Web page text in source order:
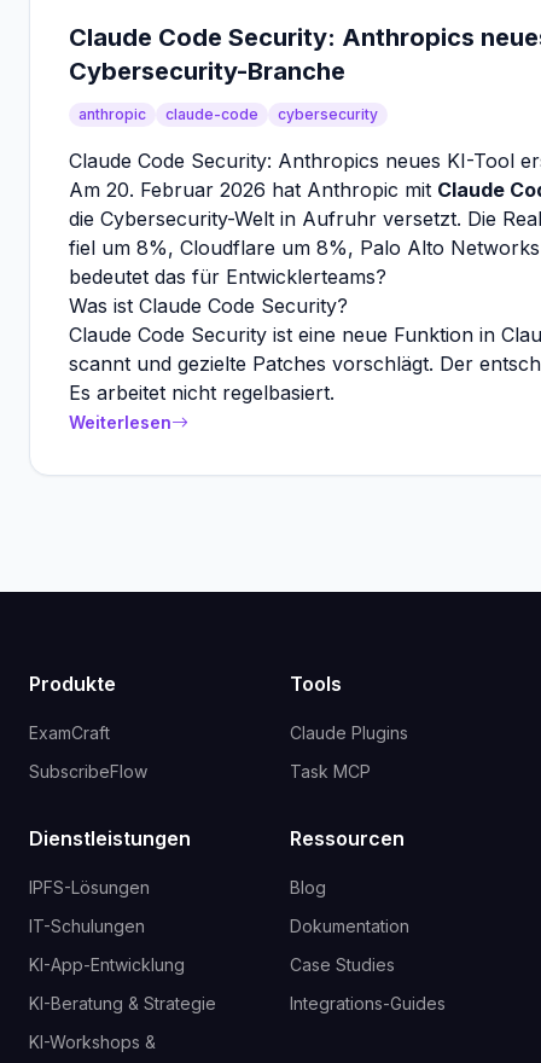
Claude Code Security: Anthropics
Cybersecurity-Branche
anthropic claude-code cybersecurity
Claude Code Security: Anthropics neues KI-Tool
Am 20. Februar 2026 hat Anthropic mit Claude
die Cybersecurity-Welt in Aufruhr versetzt. Die
fiel um 8%, Cloudflare um 8%, Palo Alto
bedeutet das für Entwicklerteams?
Was ist Claude Code Security?
Claude Code Security ist eine neue Funktion in
scannt und gezielte Patches vorschlägt. Der
Es arbeitet nicht regelbasiert.
Weiterlesen
Produkte
ExamCraft
SubscribeFlow
Tools
Claude Plugins
Task MCP
Dienstleistungen
IPFS-Lösungen
IT-Schulungen
KI-App-Entwicklung
KI-Beratung & Strategie
KI-Workshops &
Ressourcen
Blog
Dokumentation
Case Studies
Integrations-Guides